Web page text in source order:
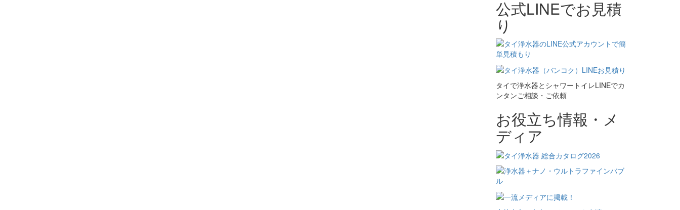
公式LINEでお見積
り
タイで浄水器とシャワートイレLINEでカ
ンタンご相談・ご依頼
お役立ち情報・メ
ディア